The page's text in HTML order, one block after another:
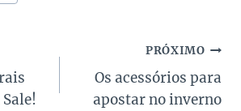
PRÓXIMO
Os acessórios para
apostar no inverno